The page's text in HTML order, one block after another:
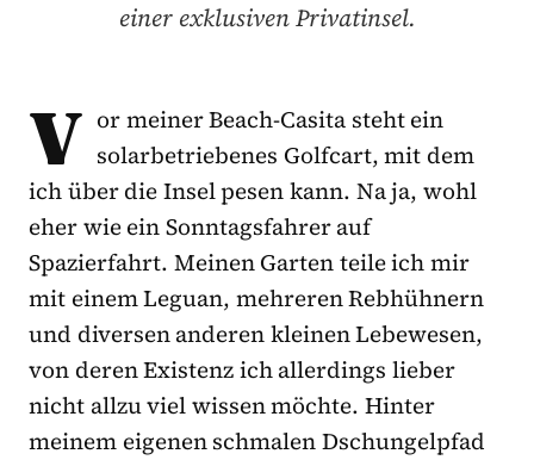
einer exklusiven Privatinsel.
V or meiner Beach-Casita steht ein
solarbetriebenes Golfcart, mit dem
ich über die Insel pesen kann. Na ja, wohl
eher wie ein Sonntagsfahrer auf
Spazierfahrt. Meinen Garten teile ich mir
mit einem Leguan, mehreren Rebhühnern
und diversen anderen kleinen Lebewesen,
von deren Existenz ich allerdings lieber
nicht allzu viel wissen möchte. Hinter
meinem eigenen schmalen Dschungelpfad